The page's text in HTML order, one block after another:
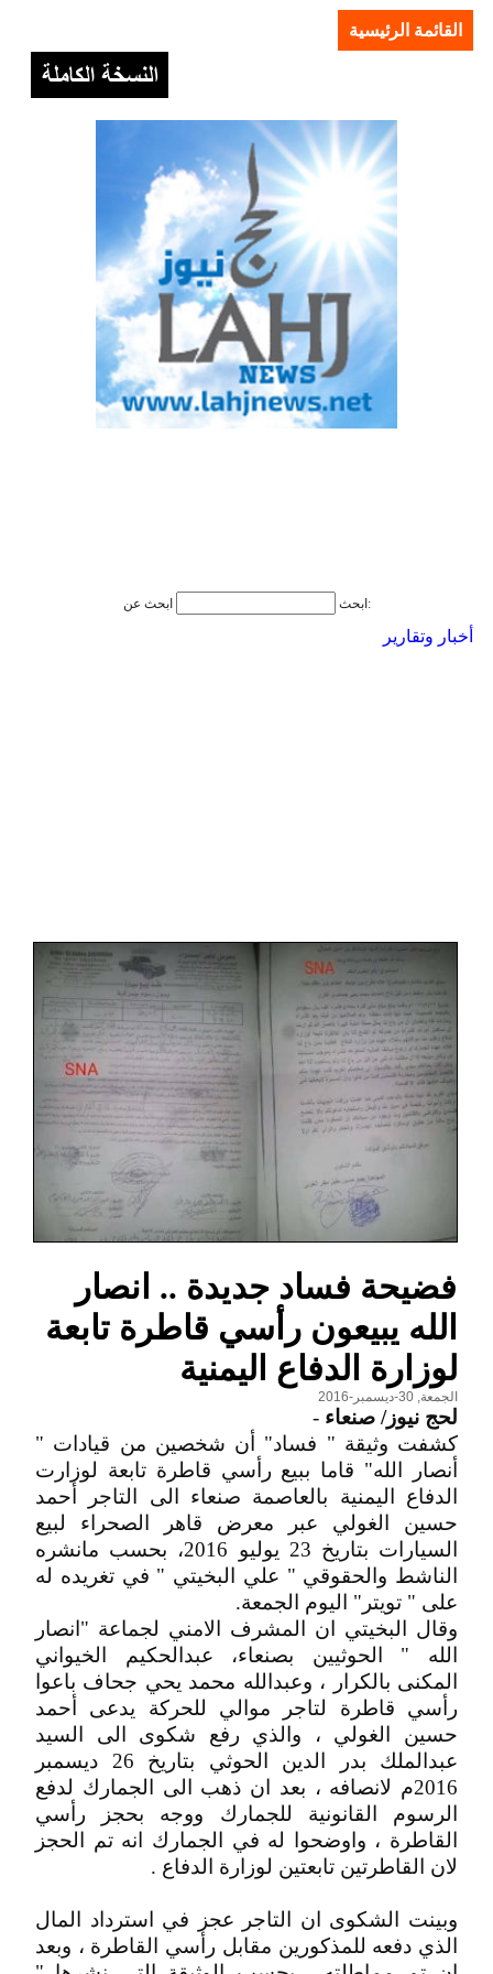
القائمة الرئيسية
ابحث ابحث عن:
أخبار وتقارير
فضيحة فساد جديدة .. انصار
الله يبيعون رأسي قاطرة تابعة
لوزارة الدفاع اليمنية
الجمعة, 30-ديسمبر-2016
لحج نيوز/ صنعاء -
كشفت وثيقة " فساد" أن شخصين من قيادات "
أنصار الله" قاما ببيع رأسي قاطرة تابعة لوزارت
الدفاع اليمنية بالعاصمة صنعاء الى التاجر أحمد
حسين الغولي عبر معرض قاهر الصحراء لبيع
السيارات بتاريخ 23 يوليو 2016، بحسب مانشره
الناشط والحقوقي " علي البخيتي " في تغريده له
على " تويتر" اليوم الجمعة.
وقال البخيتي ان المشرف الامني لجماعة "انصار
الله " الحوثيين بصنعاء، عبدالحكيم الخيواني
المكنى بالكرار ، وعبدالله محمد يحي جحاف باعوا
رأسي قاطرة لتاجر موالي للحركة يدعى أحمد
حسين الغولي ، والذي رفع شكوى الى السيد
عبدالملك بدر الدين الحوثي بتاريخ 26 ديسمبر
2016م لانصافه ، بعد ان ذهب الى الجمارك لدفع
الرسوم القانونية للجمارك ووجه بحجز رأسي
القاطرة ، واوضحوا له في الجمارك انه تم الحجز
لان القاطرتين تابعتين لوزارة الدفاع .
وبينت الشكوى ان التاجر عجز في استرداد المال
الذي دفعه للمذكورين مقابل رأسي القاطرة ، وبعد